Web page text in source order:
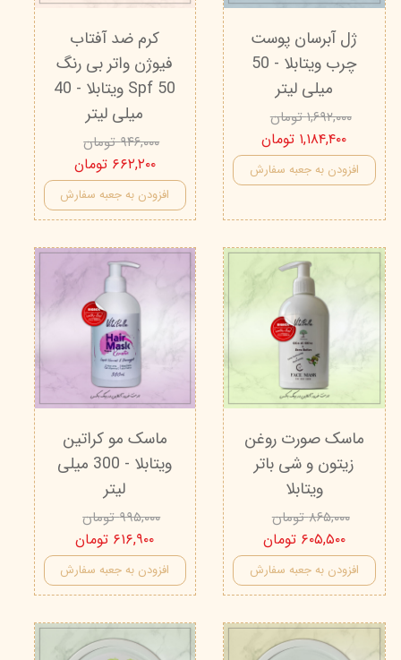
ژل آبرسان پوست
چرب ویتابلا - 50
میلی لیتر
۱,۶۹۲,۰۰۰ تومان
۱,۱۸۴,۴۰۰ تومان
افزودن به جعبه سفارش
کرم ضد آفتاب
فیوژن واتر بی رنگ
Spf 50 ویتابلا - 40
میلی لیتر
۹۴۶,۰۰۰ تومان
۶۶۲,۲۰۰ تومان
افزودن به جعبه سفارش
ماسک صورت روغن
زیتون و شی باتر
ویتابلا
۸۶۵,۰۰۰ تومان
۶۰۵,۵۰۰ تومان
افزودن به جعبه سفارش
ماسک مو کراتین
ویتابلا - 300 میلی
لیتر
۹۹۵,۰۰۰ تومان
۶۱۶,۹۰۰ تومان
افزودن به جعبه سفارش